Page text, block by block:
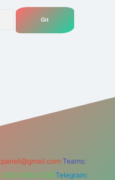
Teams:
0262 606 0 726 Telegram: